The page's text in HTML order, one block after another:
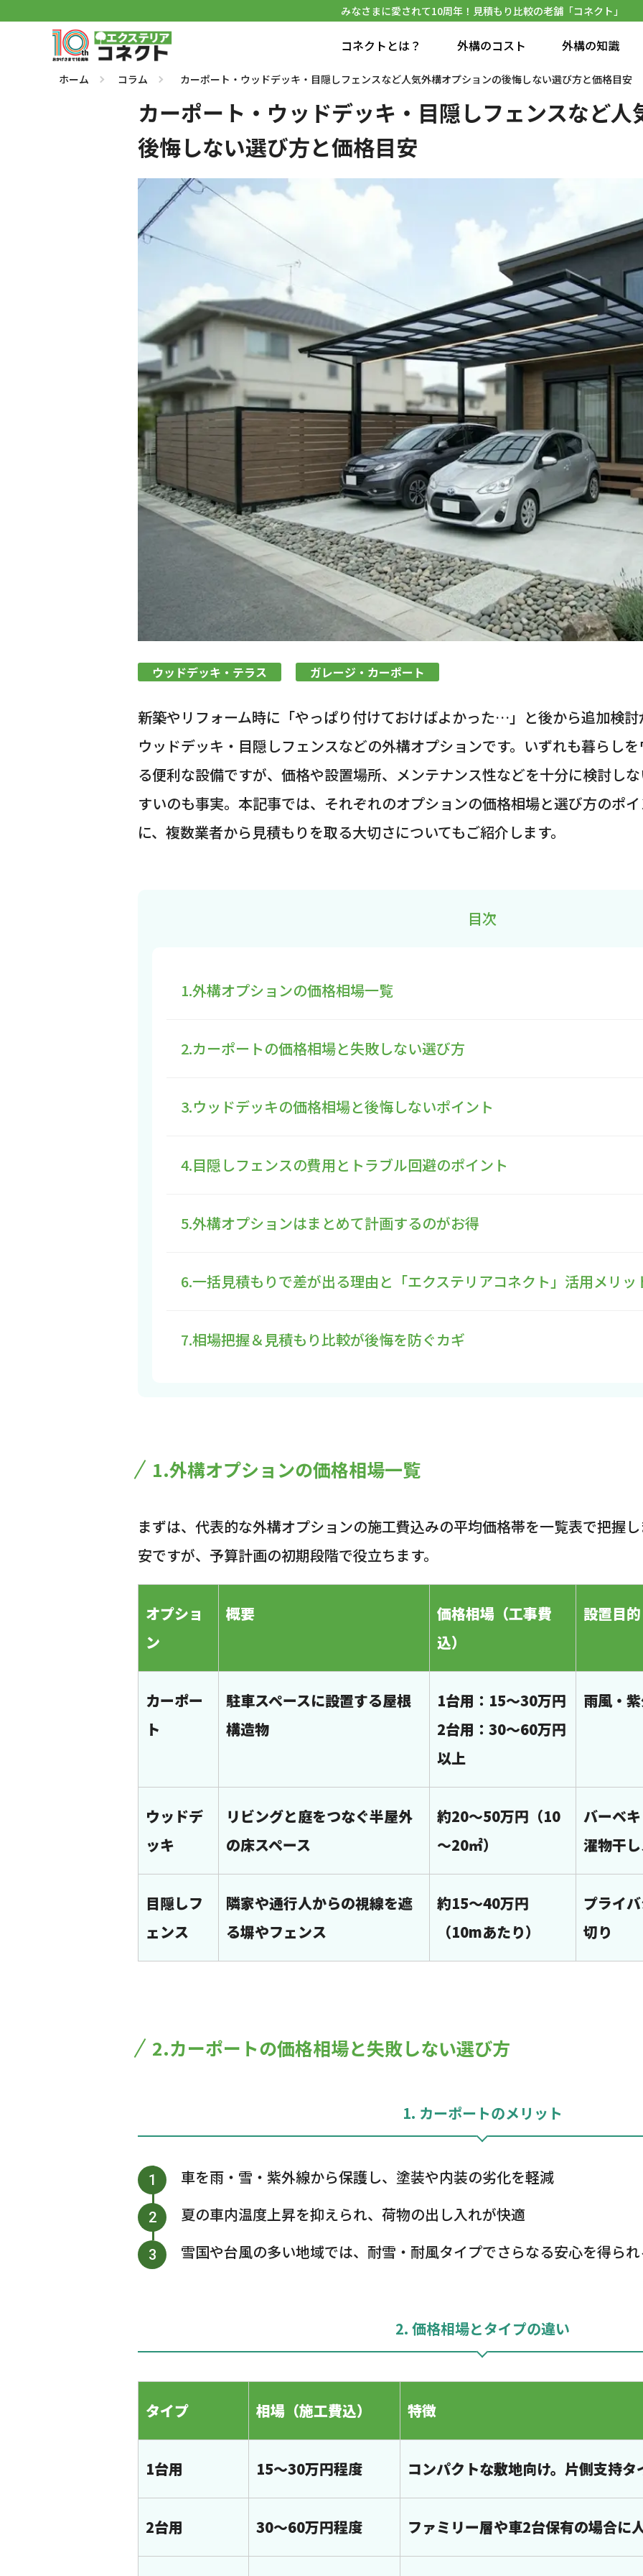
みなさまに愛されて10周年！見積もり比較の老舗「コネクト」
コネクトとは？ 外構のコスト 外構の知識
ホーム コラム カーポート・ウッドデッキ・目隠しフェンスなど人気外構オプションの後悔しない選び方と価格目安
カーポート・ウッドデッキ・目隠しフェンスなど
後悔しない選び方と価格目安
ウッドデッキ・テラス ガレージ・カーポート
新築やリフォーム時に「やっぱり付けておけばよかった…」と後から追加検
ウッドデッキ・目隠しフェンスなどの外構オプションです。いずれも暮らし
る便利な設備ですが、価格や設置場所、メンテナンス性などを十分に検討し
すいのも事実。本記事では、それぞれのオプションの価格相場と選び方のポ
に、複数業者から見積もりを取る大切さについてもご紹介します。
目次
1.外構オプションの価格相場一覧
2.カーポートの価格相場と失敗しない選び方
3.ウッドデッキの価格相場と後悔しないポイント
4.目隠しフェンスの費用とトラブル回避のポイント
5.外構オプションはまとめて計画するのがお得
6.一括見積もりで差が出る理由と「エクステリアコネクト」活用メリッ
7.相場把握＆見積もり比較が後悔を防ぐカギ
1.外構オプションの価格相場一覧
まずは、代表的な外構オプションの施工費込みの平均価格帯を一覧表で把握
安ですが、予算計画の初期段階で役立ちます。
オプショ
ン
概要
価格相場（工事費
込）
設置目的
カーポー
ト
駐車スペースに設置する屋根
構造物
1台用：15～30万円
2台用：30～60万円
以上
雨風・
ウッドデ
ッキ
リビングと庭をつなぐ半屋外
の床スペース
約20～50万円（10
～20㎡）
バーベ
濯物干
目隠しフ
ェンス
隣家や通行人からの視線を遮
る塀やフェンス
約15～40万円
（10mあたり）
プライ
切り
2.カーポートの価格相場と失敗しない選び方
1. カーポートのメリット
車を雨・雪・紫外線から保護し、塗装や内装の劣化を軽減
夏の車内温度上昇を抑えられ、荷物の出し入れが快適
雪国や台風の多い地域では、耐雪・耐風タイプでさらなる安心を得ら
2. 価格相場とタイプの違い
タイプ 相場（施工費込） 特徴
1台用 15～30万円程度 コンパクトな敷地向け。片側支持
2台用 30～60万円程度 ファミリー層や車2台保有の場合に